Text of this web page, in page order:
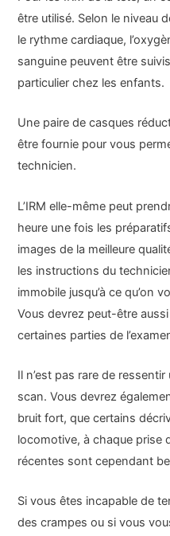
être utilisé. Selon le niveau
le rythme cardiaque,
sanguine peuvent être
particulier chez les enfants.
Une paire de casques
être fournie pour vous
technicien.
L’IRM elle-même peut
heure une fois les
images de la meilleure
les instructions du
immobile jusqu’à ce qu’on
Vous devrez peut-être
certaines parties de
Il n’est pas rare de
scan. Vous devrez
bruit fort, que certains
locomotive, à chaque prise
récentes sont cependant
Si vous êtes incapable de
des crampes ou si vous